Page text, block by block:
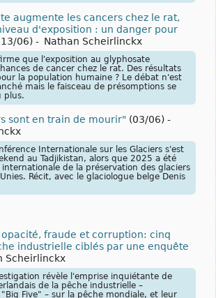
augmente les cancers chez le rat,
d'exposition : un danger pour
06) - Nathan Scheirlinckx
que l'exposition au glyphosate
de cancer chez le rat. Des résultats
la population humaine ? Le débat n'est
mais le faisceau de présomptions se
plus.
sont en train de mourir" (03/06) -
Internationale sur les Glaciers s'est
au Tadjikistan, alors que 2025 a été
de la préservation des glaciers
Récit, avec le glaciologue belge Denis
fraude et corruption: cinq
industrielle ciblés par une enquête
Scheirlinckx
révèle l'emprise inquiétante de
de la pêche industrielle –
Five" – sur la pêche mondiale, et leur